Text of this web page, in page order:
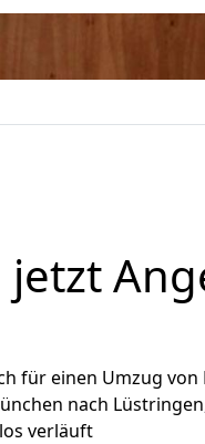
für einen Umzug von
nach
verläuft